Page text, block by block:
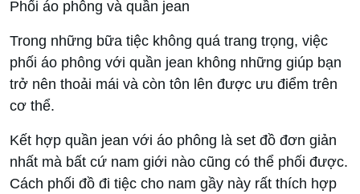
Phối áo phông và quần jean
Trong những bữa tiệc không quá trang trọng, việc
phối áo phông với quần jean không những giúp bạn
trở nên thoải mái và còn tôn lên được ưu điểm trên
cơ thể.
Kết hợp quần jean với áo phông là set đồ đơn giản
nhất mà bất cứ nam giới nào cũng có thể phối được.
Cách phối đồ đi tiệc cho nam gầy này rất thích hợp